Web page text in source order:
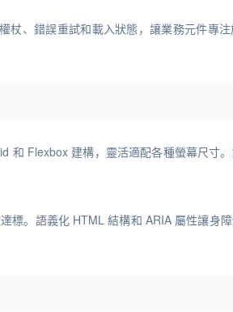
杖、錯誤重試和載入狀態，讓業務元件專
和 Flexbox 建構，靈活適配各種螢幕尺寸
標。語義化 HTML 結構和 ARIA 屬性讓身